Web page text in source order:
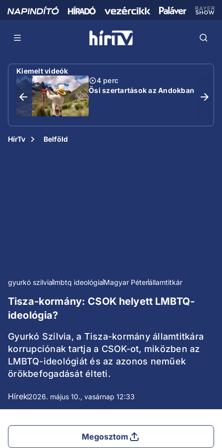
Kiemelt videók
4 perc
Ősi szertartások az Andokban
HírTv Belföld
gyurkó szilvialmbtq ideológiaMagyar Péterállamtitkár
Tisza-kormány: CSOK helyett LMBTQ-
ideológia?
Gyurkó Szilvia, a Tisza-kormány államtitkára
korrupciónak tartja a CSOK-ot, miközben az
LMBTQ-ideológiát és az azonos neműek
örökbefogadását élteti.
Hírek2026. május 10., vasárnap 12:33
Megosztom